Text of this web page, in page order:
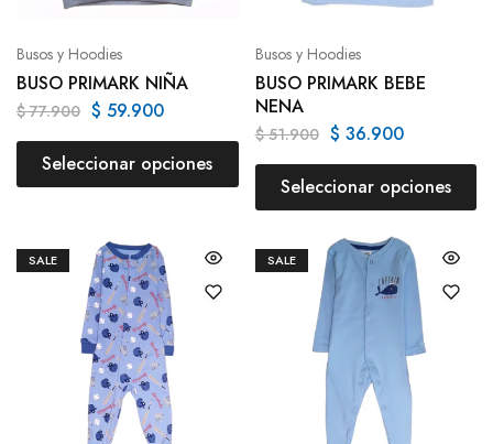
Busos y Hoodies
BUSO PRIMARK NIÑA
$77.900 $ 59.900
Seleccionar opciones
Busos y Hoodies
BUSO PRIMARK BEBE
NENA
$51.900 $ 36.900
Seleccionar opciones
SALE SALE